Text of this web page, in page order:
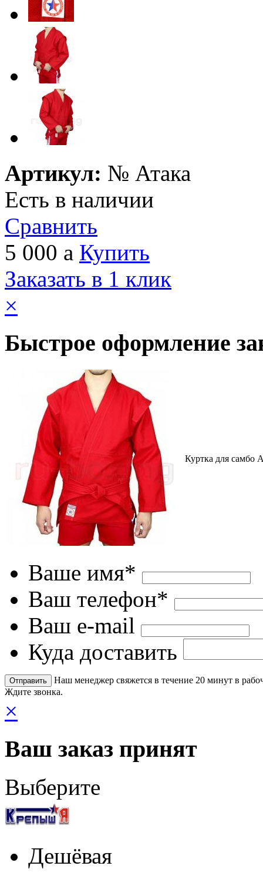
Артикул: № Атака
Есть в наличии
Сравнить
5 000 a Купить
Заказать в 1 клик
×
Быстрое оформление
Куртка для самбо
Ваше имя*
Ваш телефон*
Ваш e-mail
Куда доставить
Наш менеджер свяжется в течение 20 минут в
Ждите звонка.
×
Ваш заказ принят
Выберите
Дешёвая